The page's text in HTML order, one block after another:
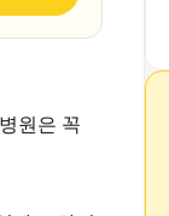
원은 꼭